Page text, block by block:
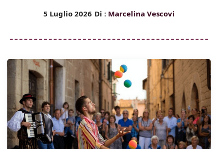
5 Luglio 2026 Di : Marcelina Vescovi